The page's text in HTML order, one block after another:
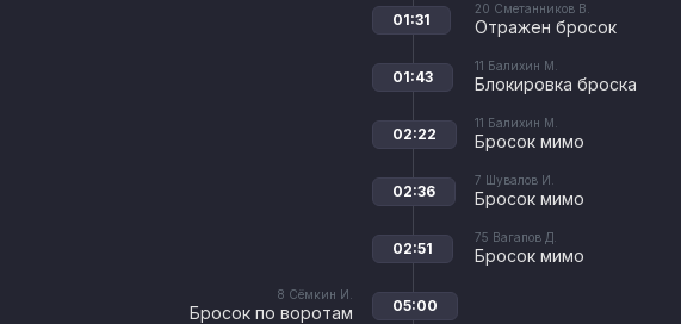
20 Сметанников В.
Отражен бросок
01:31
11 Балихин М.
Блокировка броска
01:43
11 Балихин М.
Бросок мимо
02:22
7 Шувалов И.
Бросок мимо
02:36
75 Вагапов Д.
Бросок мимо
02:51
8 Сёмкин И.
Бросок по воротам 05:00